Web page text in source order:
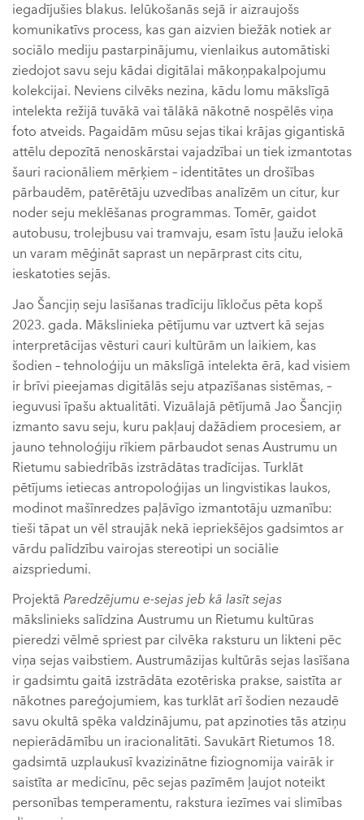
iegadījušies blakus. Ielūkošanās sejā ir aizraujošs
komunikatīvs process, kas gan aizvien biežāk notiek ar
sociālo mediju pastarpinājumu, vienlaikus automātiski
ziedojot savu seju kādai digitālai mākoņpakalpojumu
kolekcijai. Neviens cilvēks nezina, kādu lomu mākslīgā
intelekta režijā tuvākā vai tālākā nākotnē nospēlēs viņa
foto atveids. Pagaidām mūsu sejas tikai krājas gigantiskā
attēlu depozītā nenoskārstai vajadzībai un tiek izmantotas
šauri racionāliem mērķiem – identitātes un drošības
pārbaudēm, patērētāju uzvedības analīzēm un citur, kur
noder seju meklēšanas programmas. Tomēr, gaidot
autobusu, trolejbusu vai tramvaju, esam īstu ļaužu ielokā
un varam mēģināt saprast un nepārprast cits citu,
ieskatoties sejās.
Jao Šancjiņ seju lasīšanas tradīciju līkločus pēta kopš
2023. gada. Mākslinieka pētījumu var uztvert kā sejas
interpretācijas vēsturi cauri kultūrām un laikiem, kas
šodien – tehnoloģiju un mākslīgā intelekta ērā, kad visiem
ir brīvi pieejamas digitālās seju atpazīšanas sistēmas, –
ieguvusi īpašu aktualitāti. Vizuālajā pētījumā Jao Šancjiņ
izmanto savu seju, kuru pakļauj dažādiem procesiem, ar
jauno tehnoloģiju rīkiem pārbaudot senas Austrumu un
Rietumu sabiedrībās izstrādātas tradīcijas. Turklāt
pētījums ietiecas antropoloģijas un lingvistikas laukos,
modinot mašīnredzes paļāvīgo izmantotāju uzmanību:
tieši tāpat un vēl straujāk nekā iepriekšējos gadsimtos ar
vārdu palīdzību vairojas stereotipi un sociālie
aizspriedumi.
Projektā Paredzējumu e-sejas jeb kā lasīt sejas
mākslinieks salīdzina Austrumu un Rietumu kultūras
pieredzi vēlmē spriest par cilvēka raksturu un likteni pēc
viņa sejas vaibstiem. Austrumāzijas kultūrās sejas lasīšana
ir gadsimtu gaitā izstrādāta ezotēriska prakse, saistīta ar
nākotnes pareģojumiem, kas turklāt arī šodien nezaudē
savu okultā spēka valdzinājumu, pat apzinoties tās atziņu
nepierādāmību un iracionalitāti. Savukārt Rietumos 18.
gadsimtā uzplaukusī kvazizinātne fiziognomija vairāk ir
saistīta ar medicīnu, pēc sejas pazīmēm ļaujot noteikt
personības temperamentu, rakstura iezīmes vai slimības